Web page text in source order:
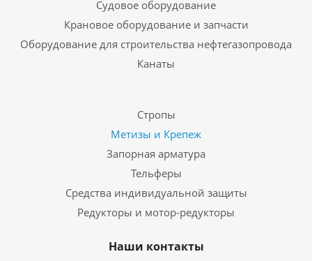
Судовое оборудование
Крановое оборудование и запчасти
Оборудование для строительства нефтегазопровода
Канаты
Стропы
Метизы и Крепеж
Запорная арматура
Тельферы
Средства индивидуальной защиты
Редукторы и мотор-редукторы
Наши контакты